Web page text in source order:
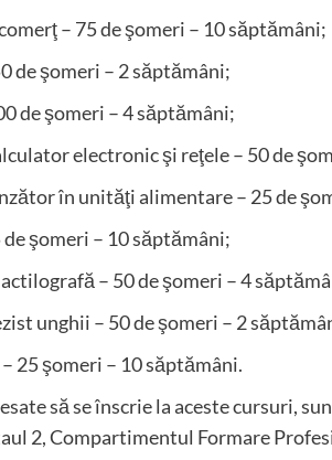
– 75 de şomeri – 10 săptămâni;
şomeri – 2 săptămâni;
şomeri – 4 săptămâni;
electronic şi reţele – 50 de
în unităţi alimentare – 25 de
şomeri – 10 săptămâni;
– 50 de şomeri – 4
unghii – 50 de şomeri – 2
şomeri – 10 săptămâni.
să se înscrie la aceste cursuri,
2, Compartimentul Formare